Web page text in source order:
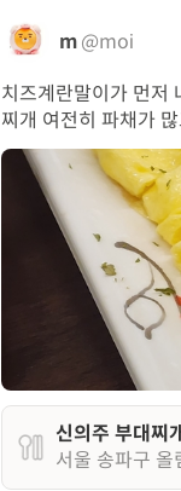
m@moi
치즈계란말이가 먼저
찌개 여전히 파채가
신의주 부대찌
서울 송파구